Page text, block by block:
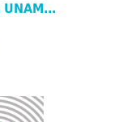
UNAM...